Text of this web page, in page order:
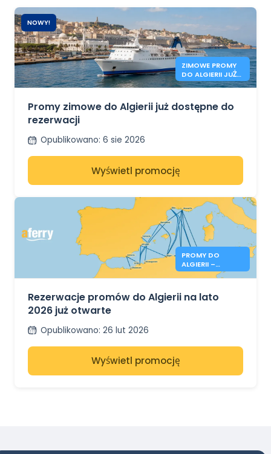
NOWY!
ZIMOWE PROMY
DO ALGIERII JUŻ
OTWARTE
Promy zimowe do Algierii już dostępne do
rezerwacji
Opublikowano: 6 sie 2026
Wyświetl promocję
PROMY DO
ALGIERII –
REZERWACJE NA
OTWARTE
Rezerwacje promów do Algierii na lato
2026 już otwarte
Opublikowano: 26 lut 2026
Wyświetl promocję